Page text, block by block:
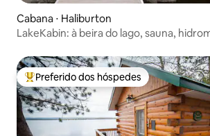
Cabana ⋅ Haliburton
LakeKabin: à beira do lago, sauna,
Entre os melhores preferidos dos
Preferido dos hóspedes